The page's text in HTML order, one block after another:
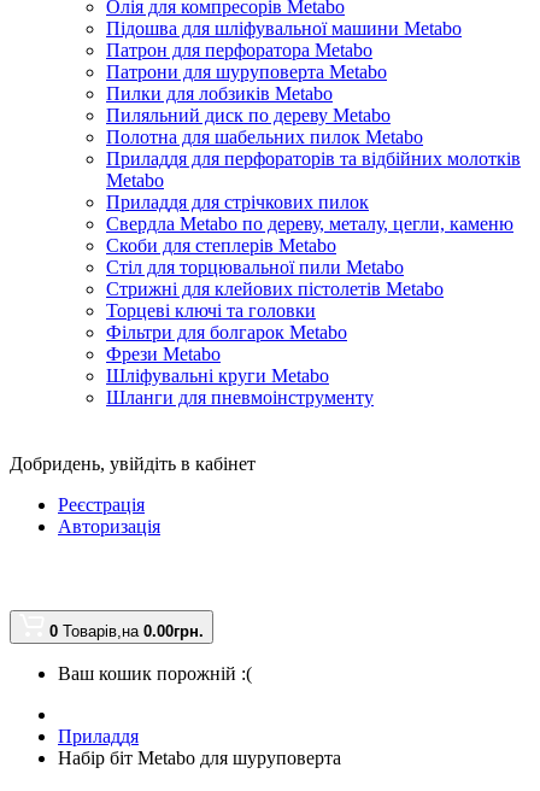
Олія для компресорів Metabo
Підошва для шліфувальної машини Metabo
Патрон для перфоратора Metabo
Патрони для шуруповерта Metabo
Пилки для лобзиків Metabo
Пиляльний диск по дереву Metabo
Полотна для шабельних пилок Metabo
Приладдя для перфораторів та відбійних молотків
Metabo
Приладдя для стрічкових пилок
Свердла Metabo по дереву, металу, цегли, каменю
Скоби для степлерів Metabo
Стіл для торцювальної пили Metabo
Стрижні для клейових пістолетів Metabo
Торцеві ключі та головки
Фільтри для болгарок Metabo
Фрези Metabo
Шліфувальні круги Metabo
Шланги для пневмоінструменту
Добридень, увійдіть в кабінет
Реєстрація
Авторизація
0 Товарів,на 0.00грн.
Ваш кошик порожній :(
Приладдя
Набір біт Metabo для шуруповерта